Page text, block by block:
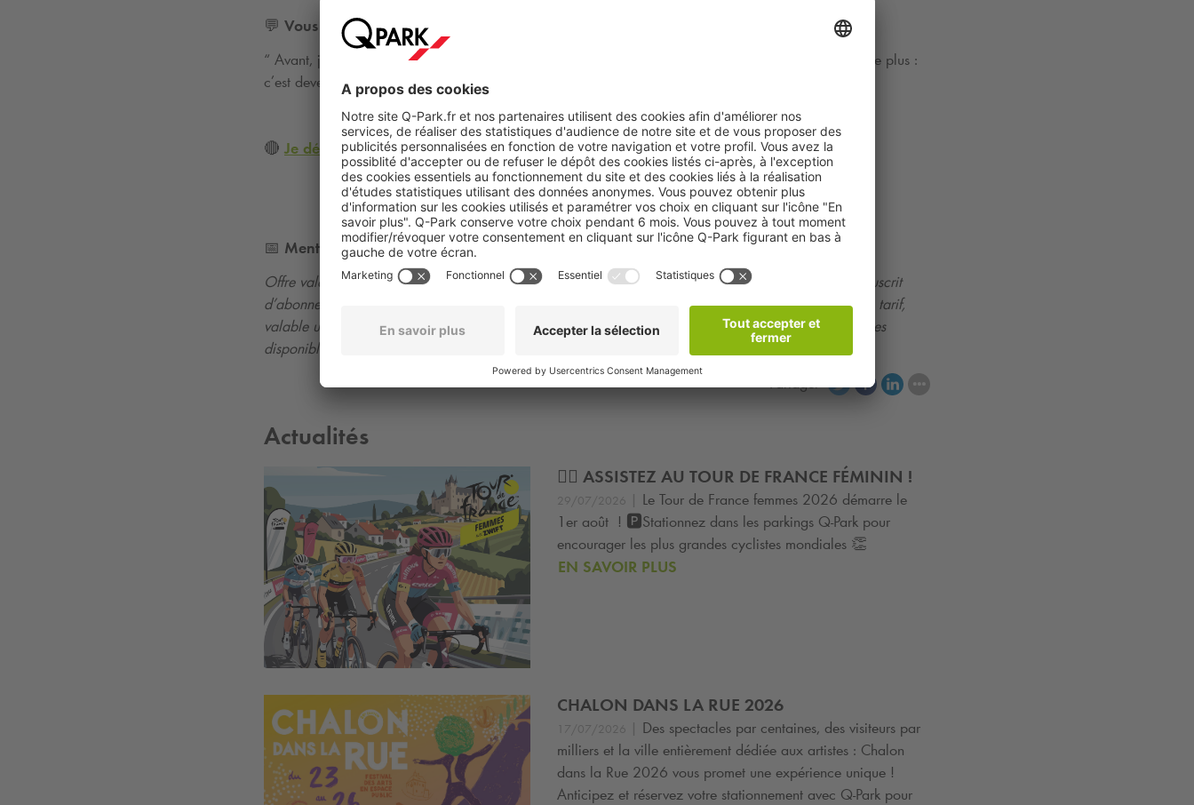
💬 Vous hésitez ? Quentin ne le regrette pas
“ Avant, je réservais à chaque fois… maintenant, je gagne du temps, et de l’argent. Je n’y pense même plus :
c’est devenu ancré, un réflexe. ” – Quentin, nouvel abonné
🔴 Je découvre l’offre et je m’abonne maintenant
📅 Mentions légales :
Offre valable jusqu’au 31/07/2025, réservée exclusivement aux nouveaux abonnés n’ayant pas souscrit
d’abonnement dans le parking concerné au cours des six derniers mois. Abonnement mensuel – plein tarif,
valable uniquement sur une sélection de parkings. Offre soumise à conditions, dans la limite des places
disponibles. Liste des parkings éligibles et CGV disponibles sur
q-park
Partager
Actualités
🚴‍♀️ ASSISTEZ AU TOUR DE FRANCE FÉMININ !
29/07/2026 | Le Tour de France femmes 2026 démarre le
1er août ! 🅿️Stationnez dans les parkings Q-Park pour
encourager les plus grandes cyclistes mondiales 👏
EN SAVOIR PLUS
CHALON DANS LA RUE 2026
17/07/2026 | Des spectacles par centaines, des visiteurs par
milliers et la ville entièrement dédiée aux artistes : Chalon
dans la Rue 2026 vous promet une expérience unique !
Anticipez et réservez votre stationnement avec Q-Park pour